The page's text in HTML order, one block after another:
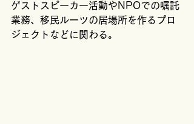
ゲストスピーカー活動やNPOでの嘱託
業務、移民ルーツの居場所を作るプロ
ジェクトなどに関わる。